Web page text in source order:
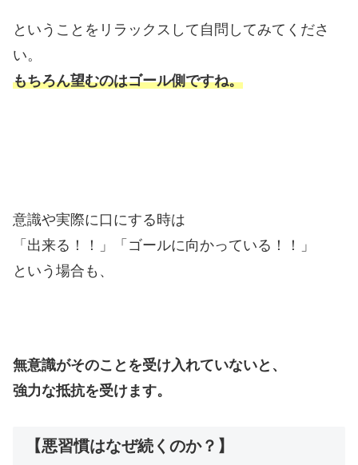
ということをリラックスして自問してみてくださ
い。
もちろん望むのはゴール側ですね。
意識や実際に口にする時は
「出来る！！」「ゴールに向かっている！！」
という場合も、
無意識がそのことを受け入れていないと、
強力な抵抗を受けます。
【悪習慣はなぜ続くのか？】